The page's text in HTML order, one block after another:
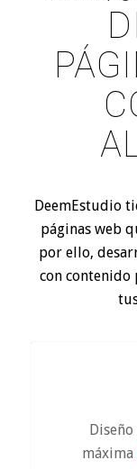
DeemEstudio
páginas web
por ello,
con
Diseño
máxima